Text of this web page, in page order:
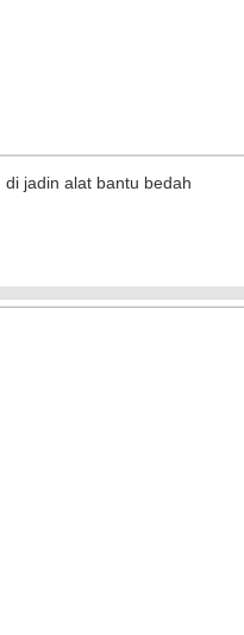
di jadin alat bantu bedah